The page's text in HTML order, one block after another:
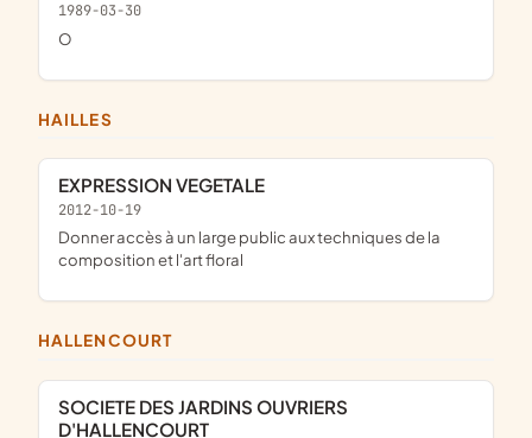
1989-03-30
o
HAILLES
EXPRESSION VEGETALE
2012-10-19
donner accès à un large public aux techniques de la
composition et l'art floral
HALLENCOURT
SOCIETE DES JARDINS OUVRIERS
D'HALLENCOURT